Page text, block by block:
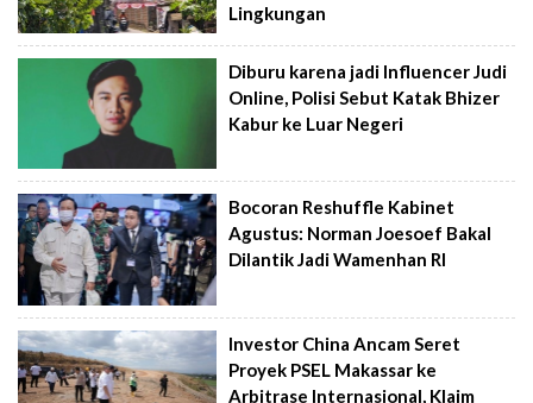
Lingkungan
Diburu karena jadi Influencer Judi
Online, Polisi Sebut Katak Bhizer
Kabur ke Luar Negeri
Bocoran Reshuffle Kabinet
Agustus: Norman Joesoef Bakal
Dilantik Jadi Wamenhan RI
Investor China Ancam Seret
Proyek PSEL Makassar ke
Arbitrase Internasional, Klaim